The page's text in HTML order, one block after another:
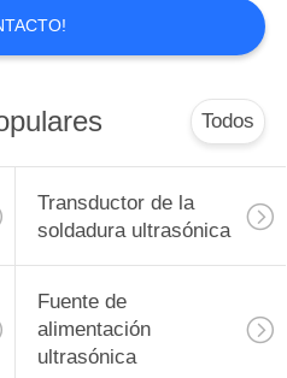
que
15
Todos
Transductor de la
soldadura ultrasónica
Fuente de
alimentación
ultrasónica